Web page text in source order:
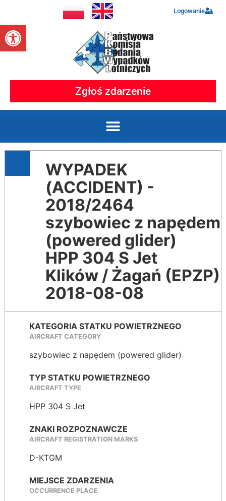
Otwórz pasek narzędzi
Logowanie
Zgłoś zdarzenie
WYPADEK
(ACCIDENT) -
2018/2464
szybowiec z napędem
(powered glider)
HPP 304 S Jet
Klików / Żagań (EPZP)
2018-08-08
KATEGORIA STATKU POWIETRZNEGO
AIRCRAFT CATEGORY
szybowiec z napędem (powered glider)
TYP STATKU POWIETRZNEGO
AIRCRAFT TYPE
HPP 304 S Jet
ZNAKI ROZPOZNAWCZE
AIRCRAFT REGISTRATION MARKS
D-KTGM
MIEJSCE ZDARZENIA
OCCURRENCE PLACE